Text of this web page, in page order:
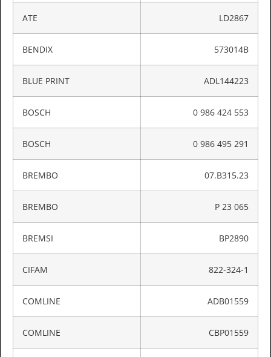
ATE LD2867
BENDIX 573014B
BLUE PRINT ADL144223
BOSCH 0 986 424 553
BOSCH 0 986 495 291
BREMBO 07.B315.23
BREMBO P 23 065
BREMSI BP2890
CIFAM 822-324-1
COMLINE ADB01559
COMLINE CBP01559